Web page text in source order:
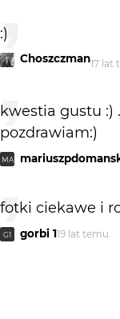
:)
Choszczman17 lat
kwestia gustu :)
pozdrawiam:)
MA
fotki ciekawe i
G1 gorbi 119 lat temu